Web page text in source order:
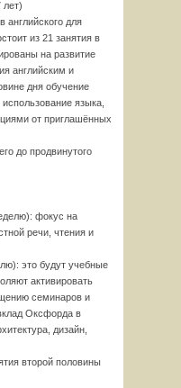
лет)
для
из 21 занятия в
на развитие
английским и
дня обучение
языка,
от приглашённых
до продвинутого
фокус на
речи, чтения и
это будут учебные
активировать
семинаров и
Оксфорда в
дизайн,
второй половины